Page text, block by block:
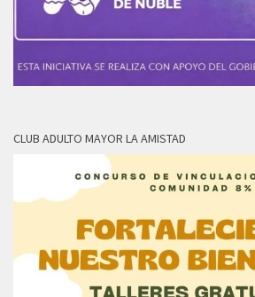
CLUB ADULTO MAYOR LA AMISTAD